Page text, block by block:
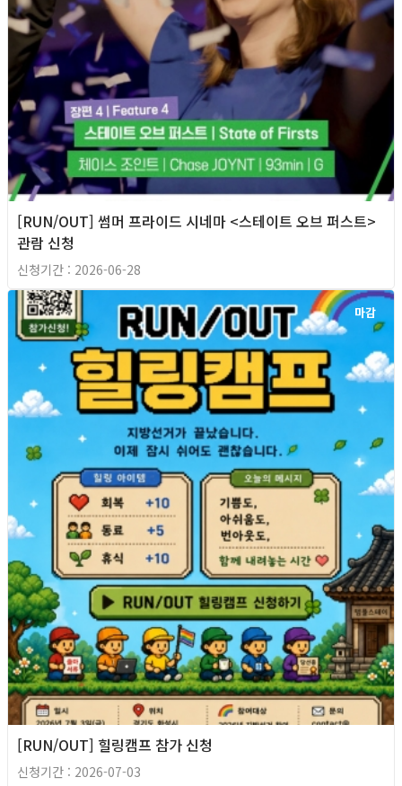
[RUN/OUT] 썸머 프라이드 시네마 <스테이트 오브 퍼스트>
관람 신청
신청기간 : 2026-06-28
마감
[RUN/OUT] 힐링캠프 참가 신청
신청기간 : 2026-07-03